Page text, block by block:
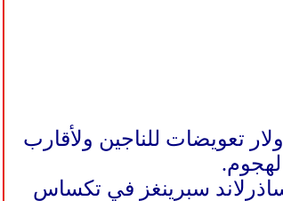
المتحدة سلاح الجو الأميركي بدفع أكثر من 230 مليون دولار تعويضات للناجين ولأقارب
في ساذرلاند سبرينغز في تكساس